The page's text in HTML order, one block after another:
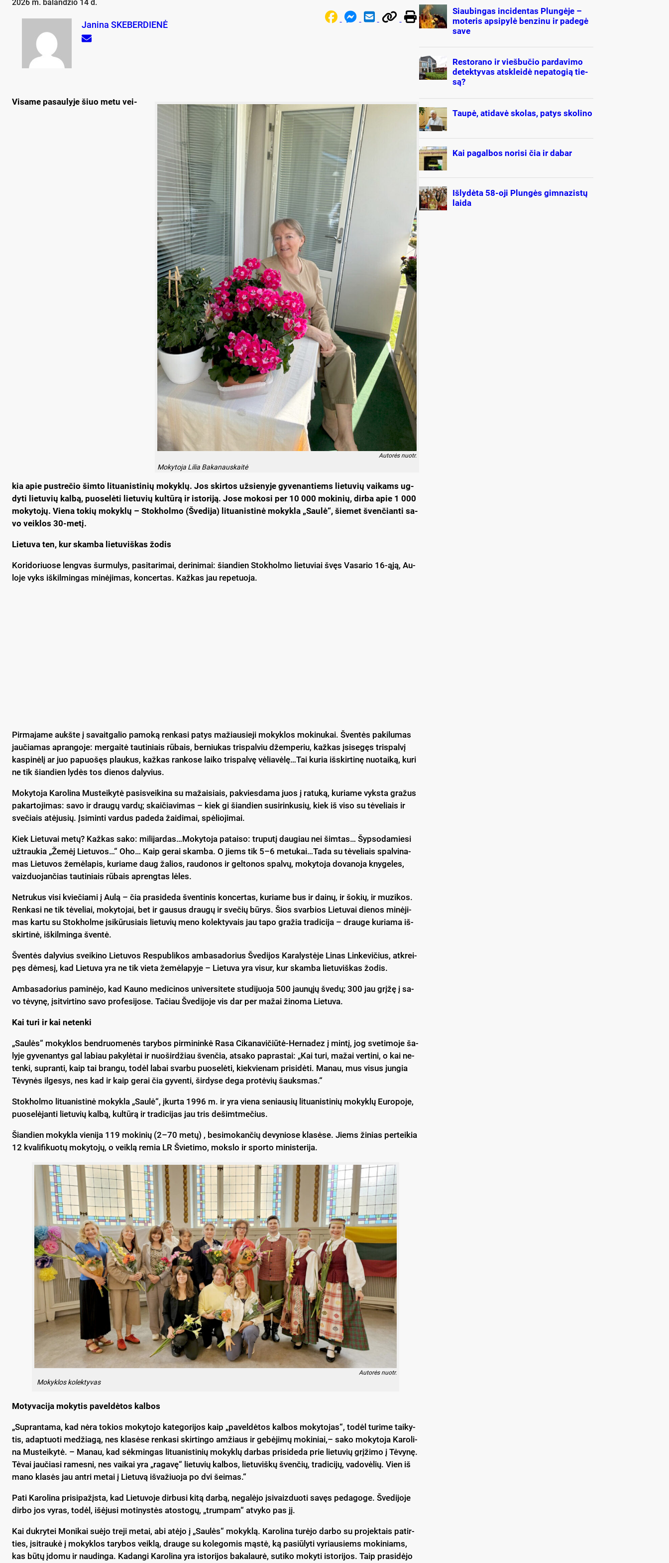
2026 m. balandžio 14 d.
Janina SKEBERDIENĖ
Au­to­rės nuo­tr.
Mo­ky­to­ja Li­lia Ba­ka­naus­kai­tė
Vi­sa­me pa­sau­ly­je šiuo me­tu vei­
kia apie pust­re­čio šim­to li­tua­nis­ti­nių mo­kyk­lų. Jos skir­tos už­sie­ny­je gy­ve­nan­tiems lie­tu­vių vai­kams ug­
dy­ti lie­tu­vių kal­bą, puo­se­lė­ti lie­tu­vių kul­tū­rą ir is­to­ri­ją. Jo­se mo­ko­si per 10 000 mo­ki­nių, dir­ba apie 1 000
mo­ky­to­jų. Vie­na to­kių mo­kyk­lų – Stok­hol­mo (Šve­di­ja) li­tua­nis­ti­nė mo­kyk­la „Sau­lė“, šie­met šven­čian­ti sa­
vo veik­los 30-me­tį.
Lie­tu­va ten, kur skam­ba lie­tu­viš­kas žo­dis
Ko­ri­do­riuo­se leng­vas šur­mu­lys, pa­si­ta­ri­mai, de­ri­ni­mai: šian­dien Stok­hol­mo lie­tu­viai švęs Va­sa­rio 16-ąją, Au­
lo­je vyks iš­kil­min­gas mi­nė­ji­mas, kon­cer­tas. Kaž­kas jau re­pe­tuo­ja.
Pir­ma­ja­me aukš­te į sa­vait­ga­lio pa­mo­ką ren­ka­si pa­tys ma­žiau­sie­ji mo­kyk­los mo­ki­nu­kai. Šven­tės pa­ki­lu­mas
jau­čia­mas ap­ran­go­je: mer­gai­tė tau­ti­niais rū­bais, ber­niu­kas tris­pal­viu džem­pe­riu, kaž­kas įsi­se­gęs tris­pal­vį
kas­pi­nė­lį ar juo pa­puo­šęs plau­kus, kaž­kas ran­ko­se lai­ko tris­pal­vę vė­lia­vė­lę…Tai ku­ria iš­skir­ti­nę nuo­tai­ką, ku­ri
ne tik šian­dien ly­dės tos die­nos da­ly­vius.
Mo­ky­to­ja Ka­ro­li­na Mus­tei­ky­tė pa­si­svei­ki­na su ma­žai­siais, pa­kvies­da­ma juos į ra­tu­ką, ku­ria­me vyks­ta gra­žus
pa­kar­to­ji­mas: sa­vo ir drau­gų var­dų; skai­čia­vi­mas – kiek gi šian­dien su­si­rin­ku­sių, kiek iš vi­so su tė­ve­liais ir
sve­čiais atė­ju­sių. Įsi­min­ti var­dus pa­de­da žai­di­mai, spė­lio­ji­mai.
Kiek Lie­tu­vai me­tų? Kaž­kas sa­ko: mi­li­jar­das…Mo­ky­to­ja pa­tai­so: tru­pu­tį dau­giau nei šim­tas… Šyp­so­da­mie­si
už­trau­kia „Že­mėj Lie­tu­vos…“ Oho… Kaip ge­rai skam­ba. O jiems tik 5–6 me­tu­kai…Ta­da su tė­ve­liais spal­vi­na­
mas Lie­tu­vos že­mė­la­pis, ku­ria­me daug ža­lios, rau­do­nos ir gel­to­nos spal­vų, mo­ky­to­ja do­va­no­ja kny­ge­les,
vaiz­duo­jan­čias tau­ti­niais rū­bais ap­reng­tas lė­les.
Net­ru­kus vi­si kvie­čia­mi į Au­lą – čia pra­si­de­da šven­ti­nis kon­cer­tas, ku­ria­me bus ir dai­nų, ir šo­kių, ir mu­zi­kos.
Ren­ka­si ne tik tė­ve­liai, mo­ky­to­jai, bet ir gau­sus drau­gų ir sve­čių bū­rys. Šios svar­bios Lie­tu­vai die­nos mi­nė­ji­
mas kar­tu su Stok­hol­me įsi­kū­ru­siais lie­tu­vių me­no ko­lek­ty­vais jau ta­po gra­žia tra­di­ci­ja – drau­ge ku­ria­ma iš­
skir­ti­nė, iš­kil­min­ga šven­tė.
Šven­tės da­ly­vius svei­ki­no Lie­tu­vos Res­pub­li­kos am­ba­sa­do­rius Šve­di­jos Ka­ra­lys­tė­je Li­nas Lin­ke­vi­čius, at­krei­
pęs dė­me­sį, kad Lie­tu­va yra ne tik vie­ta že­mė­la­py­je – Lie­tu­va yra vi­sur, kur skam­ba lie­tu­viš­kas žo­dis.
Am­ba­sa­do­rius pa­mi­nė­jo, kad Kau­no me­di­ci­nos uni­ver­si­te­te stu­di­juo­ja 500 jau­nų­jų šve­dų; 300 jau grį­žę į sa­
vo tė­vy­nę, įsi­tvir­ti­no sa­vo pro­fe­si­jo­se. Ta­čiau Šve­di­jo­je vis dar per ma­žai ži­no­ma Lie­tu­va.
Kai tu­ri ir kai ne­ten­ki
„Sau­lės“ mo­kyk­los bend­ruo­me­nės ta­ry­bos pir­mi­nin­kė Ra­sa Ci­ka­na­vi­čiū­tė-Her­na­dez į min­tį, jog sve­ti­mo­je ša­
ly­je gy­ve­nan­tys gal la­biau pa­ky­lė­tai ir nuo­šir­džiau šven­čia, at­sa­ko pa­pras­tai: „Kai tu­ri, ma­žai ver­ti­ni, o kai ne­
ten­ki, su­pran­ti, kaip tai bran­gu, to­dėl la­bai svar­bu puo­se­lė­ti, kiek­vie­nam pri­si­dė­ti. Ma­nau, mus vi­sus jun­gia
Tė­vy­nės il­ge­sys, nes kad ir kaip ge­rai čia gy­ven­ti, šir­dy­se de­ga pro­tė­vių šauks­mas.“
Stok­hol­mo li­tua­nis­ti­nė mo­kyk­la „Sau­lė“, įkur­ta 1996 m. ir yra vie­na se­niau­sių li­tua­nis­ti­nių mo­kyk­lų Eu­ro­po­je,
puo­se­lė­jan­ti lie­tu­vių kal­bą, kul­tū­rą ir tra­di­ci­jas jau tris de­šimt­me­čius.
Šian­dien mo­kyk­la vie­ni­ja 119 mo­ki­nių (2–70 me­tų) , be­si­mo­kan­čių de­vy­nio­se kla­sė­se. Jiems ži­nias per­tei­kia
12 kva­li­fi­kuo­tų mo­ky­to­jų, o veik­lą re­mia LR Švie­ti­mo, moks­lo ir spor­to mi­nis­te­ri­ja.
Au­to­rės nuo­tr.
Mo­kyk­los ko­lek­ty­vas
Mo­ty­va­ci­ja mo­ky­tis pa­vel­dė­tos kal­bos
„Sup­ran­ta­ma, kad nė­ra to­kios mo­ky­to­jo ka­te­go­ri­jos kaip „pa­vel­dė­tos kal­bos mo­ky­to­jas“, to­dėl tu­ri­me tai­ky­
tis, adap­tuo­ti me­džia­gą, nes kla­sė­se ren­ka­si skir­tin­go am­žiaus ir ge­bė­ji­mų mo­ki­niai,– sa­ko mo­ky­to­ja Ka­ro­li­
na Mus­tei­ky­tė. – Ma­nau, kad sėk­min­gas li­tua­nis­ti­nių mo­kyk­lų dar­bas pri­si­de­da prie lie­tu­vių grį­ži­mo į Tė­vy­nę.
Tė­vai jau­čia­si ra­mes­ni, nes vai­kai yra „ra­ga­vę“ lie­tu­vių kal­bos, lie­tu­viš­kų šven­čių, tra­di­ci­jų, va­do­vė­lių. Vien iš
ma­no kla­sės jau ant­ri me­tai į Lie­tu­vą iš­va­žiuo­ja po dvi šei­mas.“
Pa­ti Ka­ro­li­na pri­si­pa­žįs­ta, kad Lie­tu­vo­je dir­bu­si ki­tą dar­bą, ne­ga­lė­jo įsi­vaiz­duo­ti sa­vęs pe­da­go­ge. Šve­di­jo­je
dir­bo jos vy­ras, to­dėl, išė­ju­si mo­ti­nys­tės ato­sto­gų, „trum­pam“ at­vy­ko pas jį.
Kai duk­ry­tei Mo­ni­kai suė­jo tre­ji me­tai, abi atė­jo į „Sau­lės“ mo­kyk­lą. Ka­ro­li­na tu­rė­jo dar­bo su pro­jek­tais pa­tir­
ties, įsi­trau­kė į mo­kyk­los ta­ry­bos veik­lą, drau­ge su ko­le­go­mis mąs­tė, ką pa­siū­ly­ti vy­riau­siems mo­ki­niams,
kas bū­tų įdo­mu ir nau­din­ga. Ka­dan­gi Ka­ro­li­na yra is­to­ri­jos ba­ka­lau­rė, su­ti­ko mo­ky­ti is­to­ri­jos. Taip pra­si­dė­jo